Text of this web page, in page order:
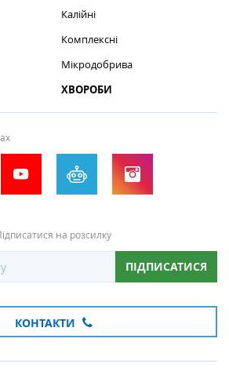
Калійні
Комплексні
Мікродобрива
ХВОРОБИ
на розсилку
ПІДПИСАТИСЯ
КОНТАКТИ